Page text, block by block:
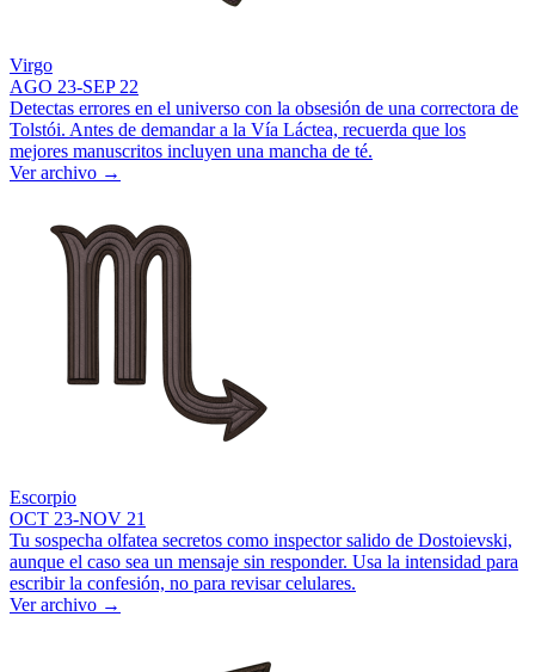
Virgo
AGO 23-SEP 22
Detectas errores en el universo con la obsesión de una correctora de
Tolstói. Antes de demandar a la Vía Láctea, recuerda que los
mejores manuscritos incluyen una mancha de té.
Ver archivo →
Escorpio
OCT 23-NOV 21
Tu sospecha olfatea secretos como inspector salido de Dostoievski,
aunque el caso sea un mensaje sin responder. Usa la intensidad para
escribir la confesión, no para revisar celulares.
Ver archivo →